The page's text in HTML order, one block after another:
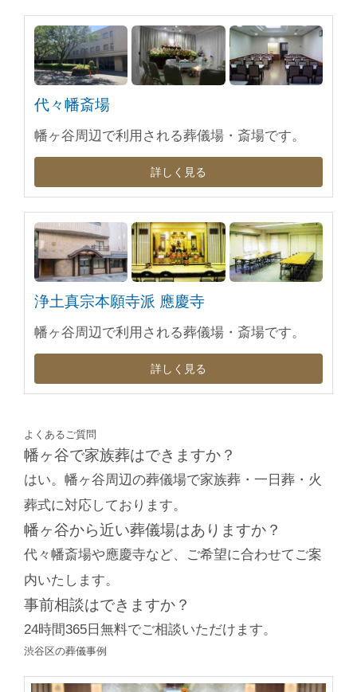
代々幡斎場
幡ヶ谷周辺で利用される葬儀場・斎場です。
詳しく見る
浄土真宗本願寺派 應慶寺
幡ヶ谷周辺で利用される葬儀場・斎場です。
詳しく見る
よくあるご質問
幡ヶ谷で家族葬はできますか？
はい。幡ヶ谷周辺の葬儀場で家族葬・一日葬・火
葬式に対応しております。
幡ヶ谷から近い葬儀場はありますか？
代々幡斎場や應慶寺など、ご希望に合わせてご案
内いたします。
事前相談はできますか？
24時間365日無料でご相談いただけます。
渋谷区の葬儀事例